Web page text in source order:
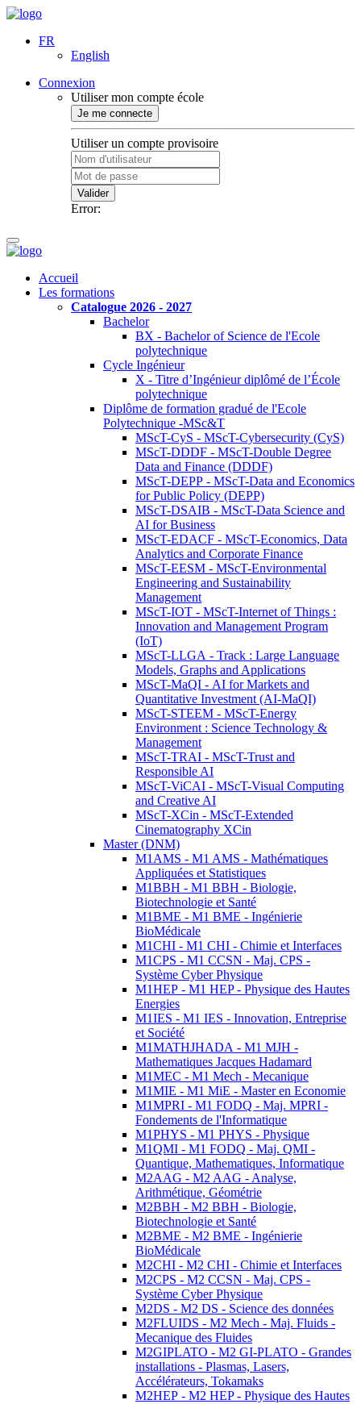
FR
English
Connexion
Utiliser mon compte école
Je me connecte
Utiliser un compte provisoire
Valider
Error:
Accueil
Les formations
Catalogue 2026 - 2027
Bachelor
BX - Bachelor of Science de l'Ecole
polytechnique
Cycle Ingénieur
X - Titre d’Ingénieur diplômé de l’École
polytechnique
Diplôme de formation gradué de l'Ecole
Polytechnique -MSc&T
MScT-CyS - MScT-Cybersecurity (CyS)
MScT-DDDF - MScT-Double Degree
Data and Finance (DDDF)
MScT-DEPP - MScT-Data and Economics
for Public Policy (DEPP)
MScT-DSAIB - MScT-Data Science and
AI for Business
MScT-EDACF - MScT-Economics, Data
Analytics and Corporate Finance
MScT-EESM - MScT-Environmental
Engineering and Sustainability
Management
MScT-IOT - MScT-Internet of Things :
Innovation and Management Program
(IoT)
MScT-LLGA - Track : Large Language
Models, Graphs and Applications
MScT-MaQI - AI for Markets and
Quantitative Investment (AI-MaQI)
MScT-STEEM - MScT-Energy
Environment : Science Technology &
Management
MScT-TRAI - MScT-Trust and
Responsible AI
MScT-ViCAI - MScT-Visual Computing
and Creative AI
MScT-XCin - MScT-Extended
Cinematography XCin
Master (DNM)
M1AMS - M1 AMS - Mathématiques
Appliquées et Statistiques
M1BBH - M1 BBH - Biologie,
Biotechnologie et Santé
M1BME - M1 BME - Ingénierie
BioMédicale
M1CHI - M1 CHI - Chimie et Interfaces
M1CPS - M1 CCSN - Maj. CPS -
Système Cyber Physique
M1HEP - M1 HEP - Physique des Hautes
Energies
M1IES - M1 IES - Innovation, Entreprise
et Société
M1MATHJHADA - M1 MJH -
Mathematiques Jacques Hadamard
M1MEC - M1 Mech - Mecanique
M1MIE - M1 MiE - Master en Economie
M1MPRI - M1 FODQ - Maj. MPRI -
Fondements de l'Informatique
M1PHYS - M1 PHYS - Physique
M1QMI - M1 FODQ - Maj. QMI -
Quantique, Mathematiques, Informatique
M2AAG - M2 AAG - Analyse,
Arithmétique, Géométrie
M2BBH - M2 BBH - Biologie,
Biotechnologie et Santé
M2BME - M2 BME - Ingénierie
BioMédicale
M2CHI - M2 CHI - Chimie et Interfaces
M2CPS - M2 CCSN - Maj. CPS -
Système Cyber Physique
M2DS - M2 DS - Science des données
M2FLUIDS - M2 Mech - Maj. Fluids -
Mecanique des Fluides
M2GIPLATO - M2 GI-PLATO - Grandes
installations - Plasmas, Lasers,
Accélérateurs, Tokamaks
M2HEP - M2 HEP - Physique des Hautes